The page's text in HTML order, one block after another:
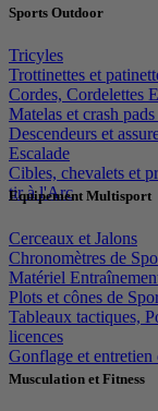
Sports Outdoor
Tricyles
Trottinettes et
Cordes, Cordelettes
Matelas et crash
Descendeurs et
Escalade
Cibles, chevalets et
tir à l'Arc
Equipement Multisport
Cerceaux et Jalons
Chronomètres de
Matériel
Plots et cônes de
Tableaux tactiques,
licences
Gonflage et entretien
Musculation et Fitness